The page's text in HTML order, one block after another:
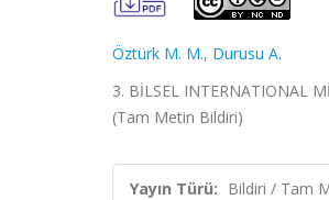
Öztürk M. M., Durusu A.
3. BİLSEL INTERNATIONAL
(Tam Metin Bildiri)
Yayın Türü: Bildiri / Tam